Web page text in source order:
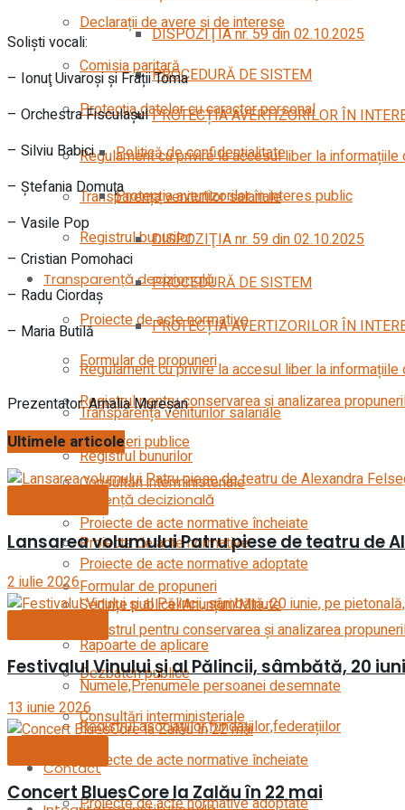
DISPOZIŢIA nr. 59 din 02.10.2025
PROCEDURĂ DE SISTEM
PROTECȚIA AVERTIZORILOR ÎN
Regulament cu privire la accesul liber la
Transparența veniturilor salariale
Registrul bunurilor
Transparență decizională
Proiecte de acte normative
Formular de propuneri
Registrul pentru conservarea și analizarea
Dezbateri publice
Consultări interministeriale
Proiecte de acte normative încheiate
Proiecte de acte normative adoptate
Ședințe publice/Anunțuri/Minute
Rapoarte de aplicare
Numele,Prenumele persoanei desemnate
Registrul asociațiilor,fundațiilor,federațiilor
Contact
Declarații de avere și de interese
Comisia paritară
Protecția datelor cu caracter personal
Politică de confidențialitate
Protecția avertizorilor în interes public
DISPOZIŢIA nr. 59 din 02.10.2025
PROCEDURĂ DE SISTEM
PROTECȚIA AVERTIZORILOR ÎN
Regulament cu privire la accesul liber la
Transparența veniturilor salariale
Registrul bunurilor
Transparență decizională
Proiecte de acte normative
Formular de propuneri
Registrul pentru conservarea și analizarea
Dezbateri publice
Consultări interministeriale
Proiecte de acte normative încheiate
Proiecte de acte normative adoptate
Solişti vocali:
– Ionuţ Uivaroşi și Frații Toma
– Orchestra Fisculaşul
– Silviu Babici
– Ştefania Domuţa
– Vasile Pop
– Cristian Pomohaci
– Radu Ciordaş
– Maria Butilă
Prezentator: Amalia Mureşan
Ultimele articole
Lansarea volumului Patru piese de teatru de
2 iulie 2026
Festivalul Vinului și al Pălincii, sâmbătă, 20
13 iunie 2026
Concert BluesCore la Zalău în 22 mai